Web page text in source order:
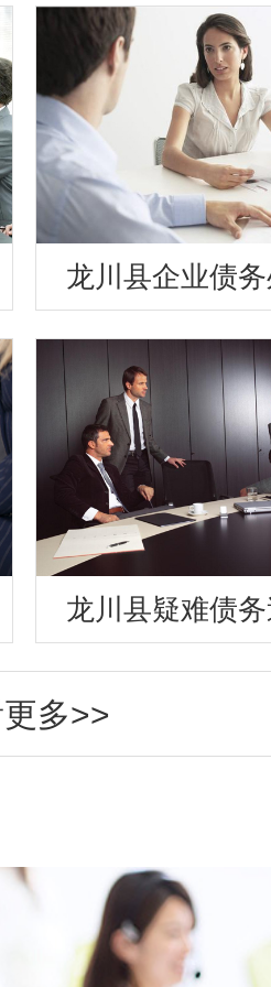
龙川县企业债
龙川县疑难债
多>>